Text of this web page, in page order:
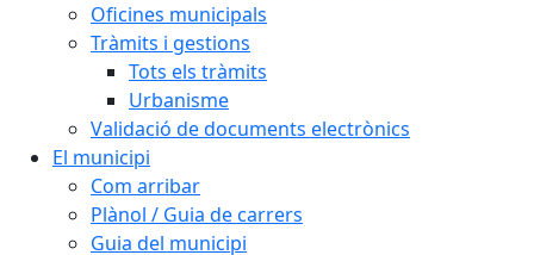
Oficines municipals
Tràmits i gestions
Tots els tràmits
Urbanisme
Validació de documents electrònics
El municipi
Com arribar
Plànol / Guia de carrers
Guia del municipi